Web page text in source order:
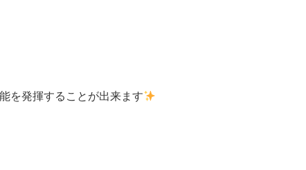
を発揮することが出来ます